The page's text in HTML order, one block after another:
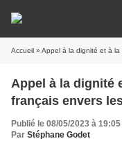
Accueil » Appel à la dignité et à
Appel à la dignité
français envers
Publié le 08/05/2023 à 19:05
Par Stéphane Godet